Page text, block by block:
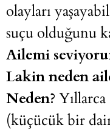
olayları
suçu olduğunu
Ailemi
Lakin neden
Neden?
(küçücük bir